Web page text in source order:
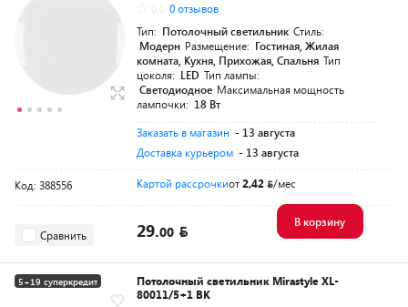
0 отзывов
Тип: Потолочный светильник Стиль:
Модерн Размещение: Гостиная, Жилая
комната, Кухня, Прихожая, Спальня Тип
цоколя: LED Тип лампы:
Светодиодное Максимальная мощность
лампочки: 18 Вт
Заказать в магазин - 13 августа
Доставка курьером - 13 августа
Код: 388556 Картой рассрочкиот2,42 /мес
Сравнить 29.00
В корзину
5+19 суперкредит
Потолочный светильник Mirastyle XL-
80011/5+1 BK